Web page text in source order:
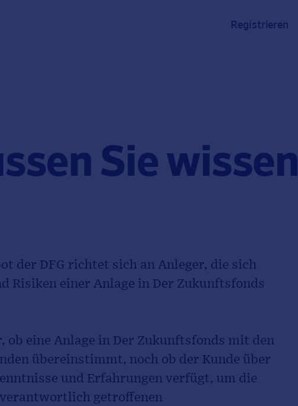
Registrieren
Sie wissen
der DFG richtet sich an Anleger, die sich
Risiken einer Anlage in Der Zukunftsfonds
ob eine Anlage in Der Zukunftsfonds mit den
übereinstimmt, noch ob der Kunde über
und Erfahrungen verfügt, um die
getroffenen